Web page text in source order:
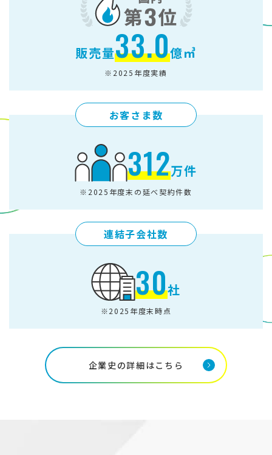
販売量33.0億㎥
※2025年度実績
お客さま数
312万件
※2025年度末の延べ契約件数
連結子会社数
30社
※2025年度末時点
企業史の詳細はこちら